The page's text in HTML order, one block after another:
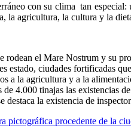
con su clima tan
la agricultura, la cultura y la
el Mare Nostrum y su
estado, ciudades fortificadas
a la agricultura y a la
4.000 tinajas las existencias
destaca la existencia de